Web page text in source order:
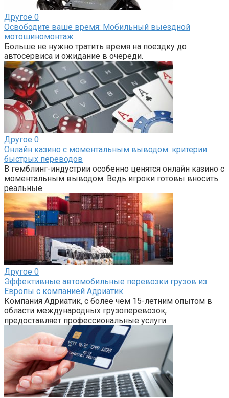
Другое 0
Освободите ваше время: Мобильный выездной
мотошиномонтаж
Больше не нужно тратить время на поездку до
автосервиса и ожидание в очереди.
Другое 0
Онлайн казино с моментальным выводом: критерии
быстрых переводов
В гемблинг-индустрии особенно ценятся онлайн казино с
моментальным выводом. Ведь игроки готовы вносить
реальные
Другое 0
Эффективные автомобильные перевозки грузов из
Европы с компанией Адриатик
Компания Адриатик, с более чем 15-летним опытом в
области международных грузоперевозок,
предоставляет профессиональные услуги